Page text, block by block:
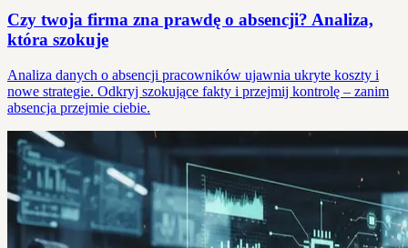
Czy twoja firma zna prawdę o absencji? Analiza,
która szokuje
Analiza danych o absencji pracowników ujawnia ukryte koszty i
nowe strategie. Odkryj szokujące fakty i przejmij kontrolę – zanim
absencja przejmie ciebie.